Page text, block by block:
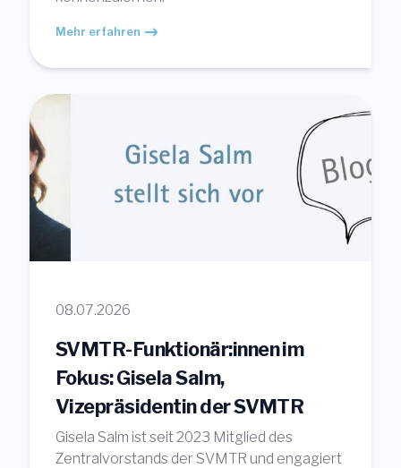
Mehr erfahren
08.07.2026
SVMTR-Funktionär:innen im
Fokus: Gisela Salm,
Vizepräsidentin der SVMTR
Gisela Salm ist seit 2023 Mitglied des
Zentralvorstands der SVMTR und engagiert